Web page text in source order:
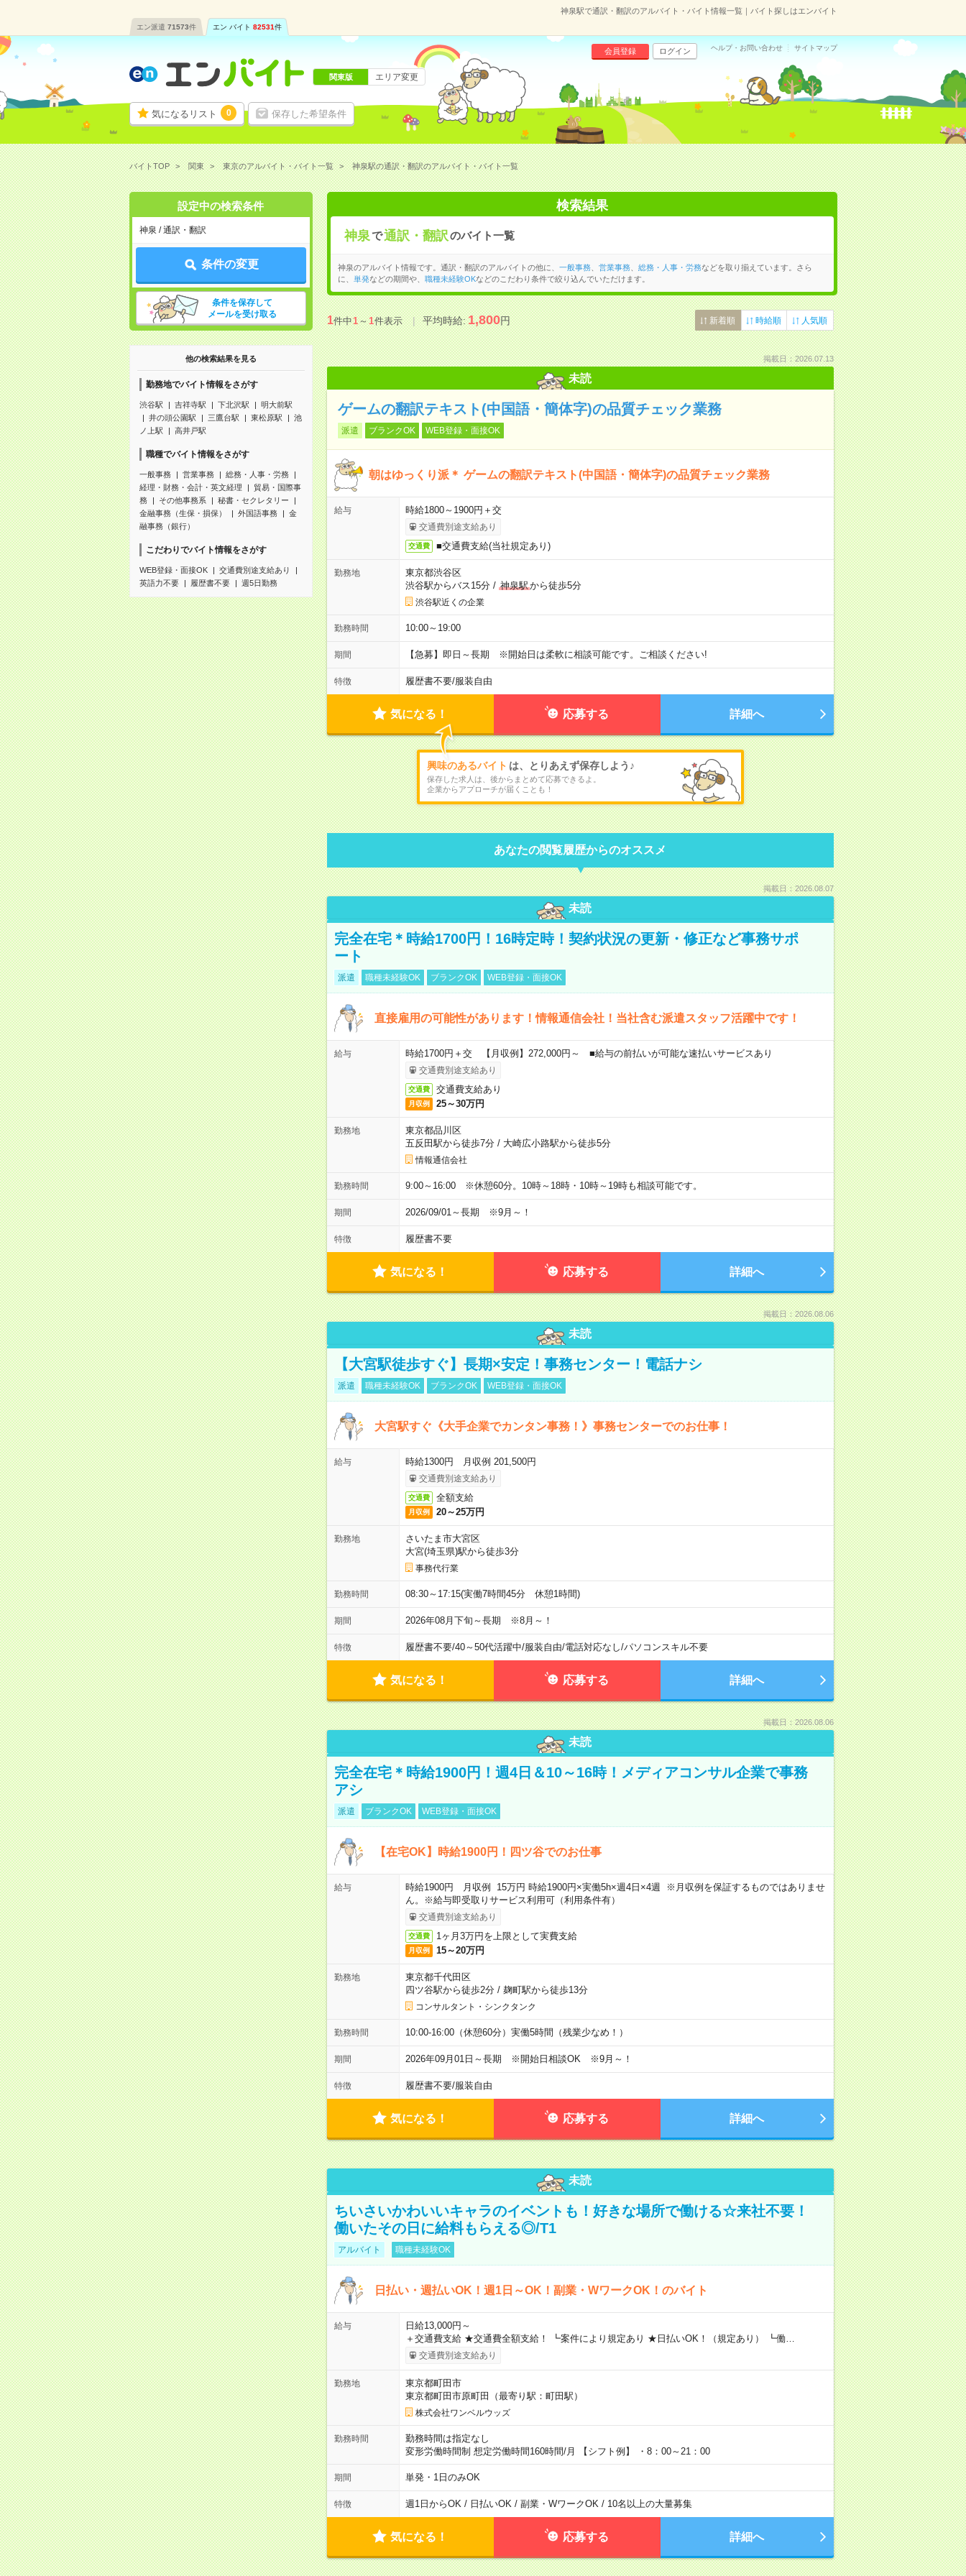
神泉駅で通訳・翻訳のアルバイト・バイト情報一覧｜バイト探しはエンバイト
エン派遣 71573件 エン バイト 82531件
気になるリスト 0 保存した希望条件
会員登録 ログイン ヘルプ・お問い合わせ サイトマップ
関東版 エリア変更
バイトTOP 関東 東京のアルバイト・バイト一覧 神泉駅の通訳・翻訳のアルバイト・バイト一覧
設定中の検索条件
神泉 / 通訳・翻訳
条件の変更
条件を保存して
メールを受け取る
他の検索結果を見る
勤務地でバイト情報をさがす
渋谷駅 吉祥寺駅 下北沢駅
明大前駅
井の頭公園駅
三鷹台駅 東松原駅
池
ノ上駅
高井戸駅
職種でバイト情報をさがす
一般事務 営業事務
総務・人事・労務
経理・財務・会計・英文経理
貿易・国際事
務
その他事務系
秘書・セクレタリー
金融事務（生保・損保）
外国語事務
金
融事務（銀行）
こだわりでバイト情報をさがす
WEB登録・面接OK
交通費別途支給あり
英語力不要
履歴書不要 週5日勤務
検索結果
神泉で通訳・翻訳のバイト一覧
神泉のアルバイト情報です。通訳・翻訳のアルバイトの他に、 一般事務、 営業事務、 総務・人事・労務などを取り揃えています。さら
に、
単発などの期間や、 職種未経験OKなどのこだわり条件で絞り込んでいただけます。
1件中1～1件表示 平均時給:1,800円 新着順 時給順 人気順
掲載日：2026.07.13
未読
ゲームの翻訳テキスト(中国語・簡体字)の品質チェック業務
派遣 ブランクOK WEB登録・面接OK
朝はゆっくり派＊ ゲームの翻訳テキスト(中国語・簡体字)の品質チェック業務
給与 時給1800～1900円＋交
交通費別途支給あり
交通費 ■交通費支給(当社規定あり)
勤務地
東京都渋谷区
渋谷駅からバス15分/ 神泉駅から徒歩5分
渋谷駅近くの企業
勤務時間 10:00～19:00
期間 【急募】即日～長期 ※開始日は柔軟に相談可能です。ご相談ください!
特徴 履歴書不要/服装自由
気になる！ 応募する 詳細へ
興味のあるバイト は、とりあえず保存しよう♪
保存した求人は、後からまとめて応募できるよ。
企業からアプローチが届くことも！
あなたの閲覧履歴からのオススメ
掲載日：2026.08.07
未読
完全在宅＊時給1700円！16時定時！契約状況の更新・修正など事務サポ
ート
派遣 職種未経験OK ブランクOK WEB登録・面接OK
直接雇用の可能性があります！情報通信会社！当社含む派遣スタッフ活躍中です！
給与 時給1700円＋交 【月収例】272,000円～ ■給与の前払いが可能な速払いサービスあり
交通費別途支給あり
交通費 交通費支給あり
月収例 25～30万円
勤務地
東京都品川区
五反田駅から徒歩7分/ 大崎広小路駅から徒歩5分
情報通信会社
勤務時間 9:00～16:00 ※休憩60分。10時～18時・10時～19時も相談可能です。
期間 2026/09/01～長期 ※9月～！
特徴 履歴書不要
気になる！ 応募する 詳細へ
掲載日：2026.08.06
未読
【大宮駅徒歩すぐ】長期×安定！事務センター！電話ナシ
派遣 職種未経験OK ブランクOK WEB登録・面接OK
大宮駅すぐ《大手企業でカンタン事務！》事務センターでのお仕事！
給与 時給1300円 月収例 201,500円
交通費別途支給あり
交通費 全額支給
月収例 20～25万円
勤務地
さいたま市大宮区
大宮(埼玉県)駅から徒歩3分
事務代行業
勤務時間 08:30～17:15(実働7時間45分 休憩1時間)
期間 2026年08月下旬～長期 ※8月～！
特徴 履歴書不要/40～50代活躍中/服装自由/電話対応なし/パソコンスキル不要
気になる！ 応募する 詳細へ
掲載日：2026.08.06
未読
完全在宅＊時給1900円！週4日＆10～16時！メディアコンサル企業で事務
アシ
派遣 ブランクOK WEB登録・面接OK
【在宅OK】時給1900円！四ツ谷でのお仕事
給与
時給1900円 月収例 15万円 時給1900円×実働5h×週4日×4週 ※月収例を保証するものではありませ
ん。※給与即受取りサービス利用可（利用条件有）
交通費別途支給あり
交通費 1ヶ月3万円を上限として実費支給
月収例 15～20万円
勤務地
東京都千代田区
四ツ谷駅から徒歩2分/ 麹町駅から徒歩13分
コンサルタント・シンクタンク
勤務時間 10:00-16:00（休憩60分）実働5時間（残業少なめ！）
期間 2026年09月01日～長期 ※開始日相談OK ※9月～！
特徴 履歴書不要/服装自由
気になる！ 応募する 詳細へ
未読
ちいさいかわいいキャラのイベントも！好きな場所で働ける☆来社不要！
働いたその日に給料もらえる◎/T1
アルバイト 職種未経験OK
日払い・週払いOK！週1日～OK！副業・WワークOK！のバイト
給与
日給13,000円～
＋交通費支給 ★交通費全額支給！ ┗案件により規定あり ★日払いOK！（規定あり） ┗働…
交通費別途支給あり
勤務地
東京都町田市
東京都町田市原町田（最寄り駅：町田駅）
株式会社ワンベルウッズ
勤務時間
勤務時間は指定なし
変形労働時間制 想定労働時間160時間/月 【シフト例】 ・8：00～21：00
期間 単発・1日のみOK
特徴 週1日からOK / 日払いOK / 副業・WワークOK / 10名以上の大量募集
気になる！ 応募する 詳細へ